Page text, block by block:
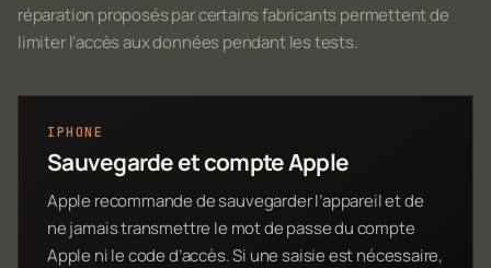
réparation proposés par certains fabricants permettent de
limiter l’accès aux données pendant les tests.
IPHONE
Sauvegarde et compte Apple
Apple recommande de sauvegarder l’appareil et de
ne jamais transmettre le mot de passe du compte
Apple ni le code d’accès. Si une saisie est nécessaire,